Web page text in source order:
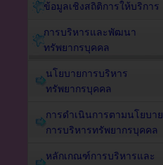
ข้อมูลเชิงสถิติการให้บริการ
การบริหารและพัฒนา
ทรัพยากรบุคคล
นโยบายการบริหาร
ทรัพยากรบุคคล
การดำเนินการตามนโยบาย
การบริหารทรัพยากรบุคคล
หลักเกณฑ์การบริหารและ